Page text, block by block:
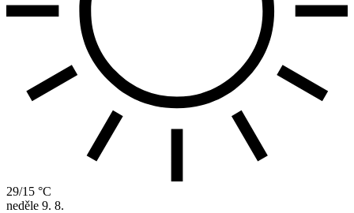
29/15 °C
neděle 9. 8.